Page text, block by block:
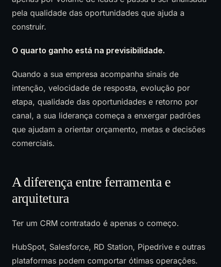
pela qualidade das oportunidades que ajuda a
construir.
O quarto ganho está na previsibilidade.
Quando a sua empresa acompanha sinais de
intenção, velocidade de resposta, evolução por
etapa, qualidade das oportunidades e retorno por
canal, a sua liderança começa a enxergar padrões
que ajudam a orientar orçamento, metas e decisões
comerciais.
A diferença entre ferramenta e
arquitetura
Ter um CRM contratado é apenas o começo.
HubSpot, Salesforce, RD Station, Pipedrive e outras
plataformas podem comportar ótimas operações.